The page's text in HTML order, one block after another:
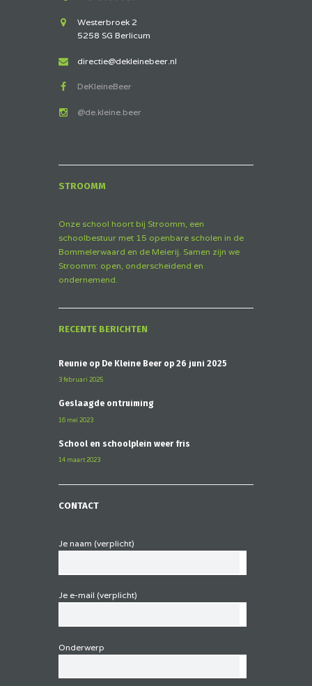
Westerbroek 2
5258 SG Berlicum
directie@dekleinebeer.nl
DeKleineBeer
@de.kleine.beer
STROOMM
Onze school hoort bij Stroomm, een
schoolbestuur met 15 openbare scholen in de
Bommelerwaard en de Meierij. Samen zijn we
Stroomm: open, onderscheidend en
ondernemend.
RECENTE BERICHTEN
Reünie op De Kleine Beer op 26 juni 2025
3 februari 2025
Geslaagde ontruiming
16 mei 2023
School en schoolplein weer fris
14 maart 2023
CONTACT
Je naam (verplicht)
Je e-mail (verplicht)
Onderwerp